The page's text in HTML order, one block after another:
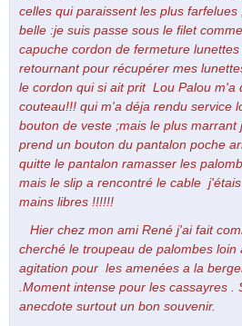
celles qui paraissent les plus
belle :je suis passe sous le filet
capuche cordon de fermeture
retournant pour récupérer mes
le cordon qui si ait prit Lou Palou m'a
couteau!!! qui m'a déja rendu service
bouton de veste ;mais le plus marrant
prend un bouton du pantalon poche
quitte le pantalon ramasser les
mais le slip a rencontré le cable
mains libres !!!!!!
Hier chez mon ami René j'ai fait
cherché le troupeau de palombes
agitation pour les amenées a la
.Moment intense pour les cassayres .
anecdote surtout un bon souvenir.